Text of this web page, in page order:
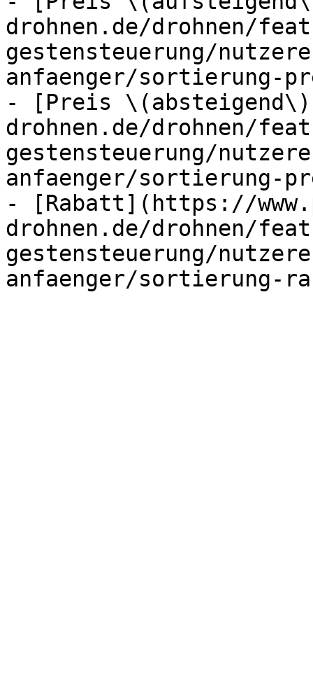
drohnen.de/drohnen/
gestensteuerung/
anfaenger/sortierung-
- [Preis
drohnen.de/drohnen/
gestensteuerung/
anfaenger/sortierung-
- [Rabatt](https://
drohnen.de/drohnen/
gestensteuerung/